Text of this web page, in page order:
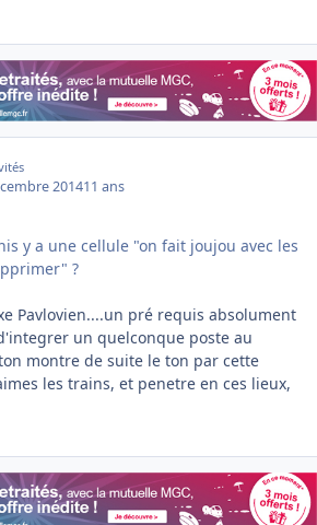
201411 ans
y a une cellule "on fait joujou avec les
?
Pavlovien....un pré requis absolument
un quelconque poste au
montre de suite le ton par cette
les trains, et penetre en ces lieux,